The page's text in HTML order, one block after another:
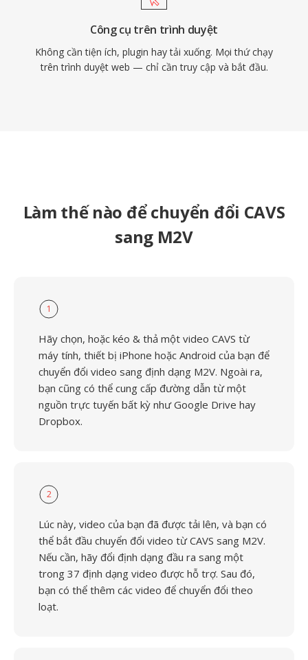
Công cụ trên trình duyệt
Không cần tiện ích, plugin hay tải xuống. Mọi thứ chạy
trên trình duyệt web — chỉ cần truy cập và bắt đầu.
Làm thế nào để chuyển đổi CAVS
sang M2V
1
Hãy chọn, hoặc kéo & thả một video CAVS từ
máy tính, thiết bị iPhone hoặc Android của bạn để
chuyển đổi video sang định dạng M2V. Ngoài ra,
bạn cũng có thể cung cấp đường dẫn từ một
nguồn trực tuyến bất kỳ như Google Drive hay
Dropbox.
2
Lúc này, video của bạn đã được tải lên, và bạn có
thể bắt đầu chuyển đổi video từ CAVS sang M2V.
Nếu cần, hãy đổi định dạng đầu ra sang một
trong 37 định dạng video được hỗ trợ. Sau đó,
bạn có thể thêm các video để chuyển đổi theo
loạt.